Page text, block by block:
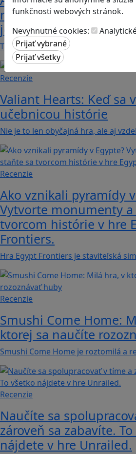
funkčnosti webových stránok.
Nevyhnutné cookies:
rodinné vzťahy? To
je Helena?“.
Teta Helena je v rodine jedno veľké
Recenzie
Valiant Hearts: Keď sa
učebnicou histórie
Nie je to len obyčajná hra, ale aj
Recenzie
Ako vznikali pyramídy
Vytvorte monumenty a
tvorcom histórie v hre
Frontiers.
Hra Egypt Frontiers je staviteľská
Recenzie
Smushi Come Home:
ktorej sa naučíte
Smushi Come Home je roztomilá a
Recenzie
Naučíte sa
zároveň sa zabavíte.
nájdete v hre Unrailed.